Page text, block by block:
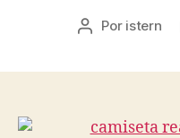
Autor
Por istern